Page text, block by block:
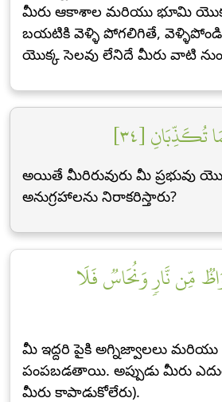
మీరు ఆకాశాల మరియు భూమి యొక్క
బయటికి వెళ్ళి పోగలిగితే,
యొక్క సెలవు లేనిదే మీరు వాటి
تُكَذِّبَانِ [٣٤]
అయితే మీరిరువురు మీ ప్రభువు
అనుగ్రహాలను నిరాకరిస్తారు?
مِّن نَّارٖ وَنُحَاسٞ فَلَا
మీ ఇద్దరి పైకి అగ్నిజ్వాలలు
పంపబడతాయి. అప్పుడు మీరు
మీరు కాపాడుకోలేరు).